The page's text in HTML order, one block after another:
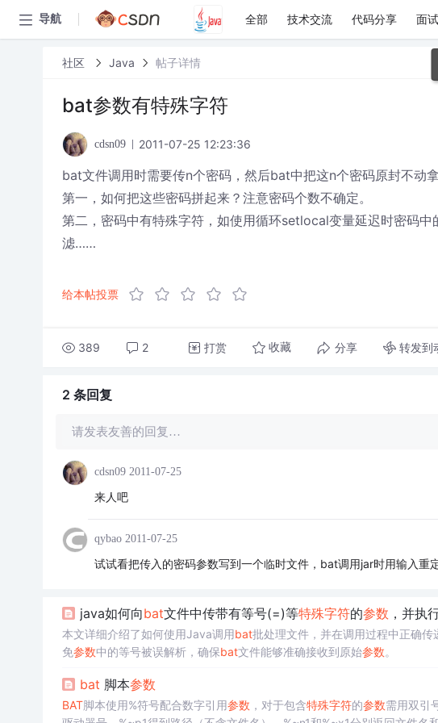
导航 全部 技术交流 代码分享 面
社区 Java 帖子详情
bat参数有特殊字符
cdsn09 2011-07-25 12:23:36
bat文件调用时需要传n个密码，然后bat中把这n个密码原封不动
第一，如何把这些密码拼起来？注意密码个数不确定。
第二，密码中有特殊字符，如使用循环setlocal变量延迟时密码
滤……
给本帖投票
389 2 打赏 收藏 分享 转发到
2 条回复
请发表友善的回复…
cdsn09 2011-07-25
来人吧
qybao 2011-07-25
试试看把传入的密码参数写到一个临时文件，bat调用jar时用输入重
java如何向bat文件中传带有等号(=)等特殊字符的参数 ，并执
本文详细介绍了如何使用Java调用bat批处理文件，并在调用过程中正确传
免参数中的等号被误解析，确保bat文件能够准确接收到原始参数。
bat 脚本参数
BAT脚本使用%符号配合数字引用参数 ，对于包含特殊字符的参数需用双引